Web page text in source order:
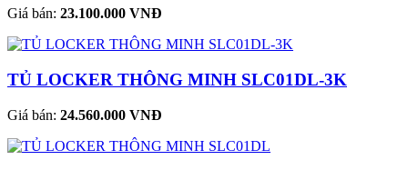
Giá bán: 23.100.000 VNĐ
TỦ LOCKER THÔNG MINH SLC01DL-3K
Giá bán: 24.560.000 VNĐ